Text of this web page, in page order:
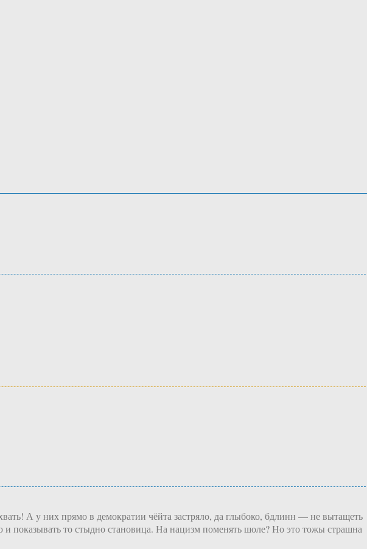
А у них прямо в демократии чёйта застряло, да глыбоко, бдлинн — не вытащеть
показывать то стыдно становица. На нацизм поменять шоле? Но это тожы страшна